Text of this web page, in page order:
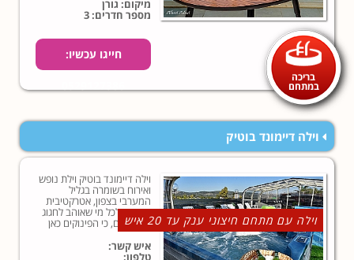
בריכה
במתחם
מיקום: גורן
מספר חדרים: 3
חייגו עכשיו:
וילה דיימונד בוטיק
וילה עם מתחם חיצוני ענק עד 20 איש
וילה דיימונד בוטיק וילת נופש
ואירוח בשומרה בגליל
המערבי בצפון, אטרקטיבית
במיוחד לכל מי שאוהב לחגוג
את החיים, כי הפינוקים כאן
ממש מוגזמים… במובן הטוב
של המילה, כן?!
איש קשר:
טלפון: